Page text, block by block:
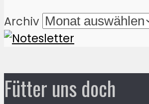
Archiv
Fütter uns doch